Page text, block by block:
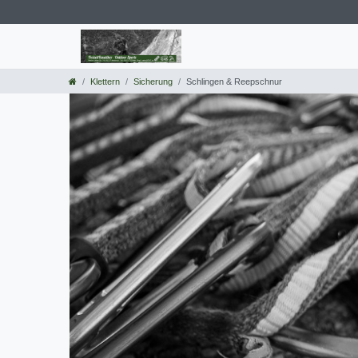
Klettern Sicherung Schlingen & Reepschnur